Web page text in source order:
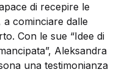
di recepire le
a cominciare dalle
Con le sue “Idee di
Aleksandra
una testimonianza